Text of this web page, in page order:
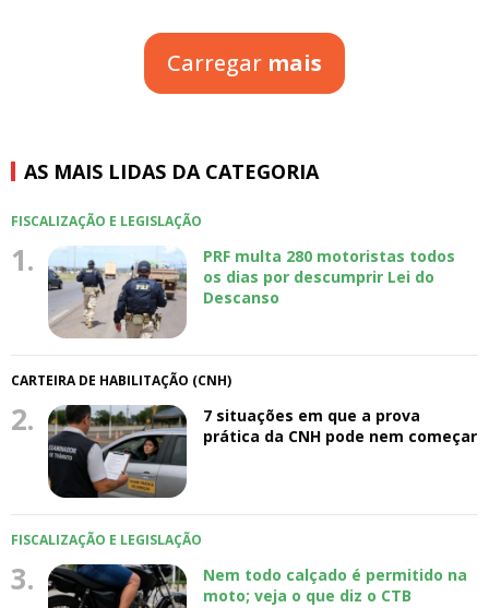
Carregar mais
AS MAIS LIDAS DA CATEGORIA
FISCALIZAÇÃO E LEGISLAÇÃO
1.
PRF multa 280 motoristas todos
os dias por descumprir Lei do
Descanso
CARTEIRA DE HABILITAÇÃO (CNH)
2.
7 situações em que a prova
prática da CNH pode nem começar
FISCALIZAÇÃO E LEGISLAÇÃO
3.
Nem todo calçado é permitido na
moto; veja o que diz o CTB